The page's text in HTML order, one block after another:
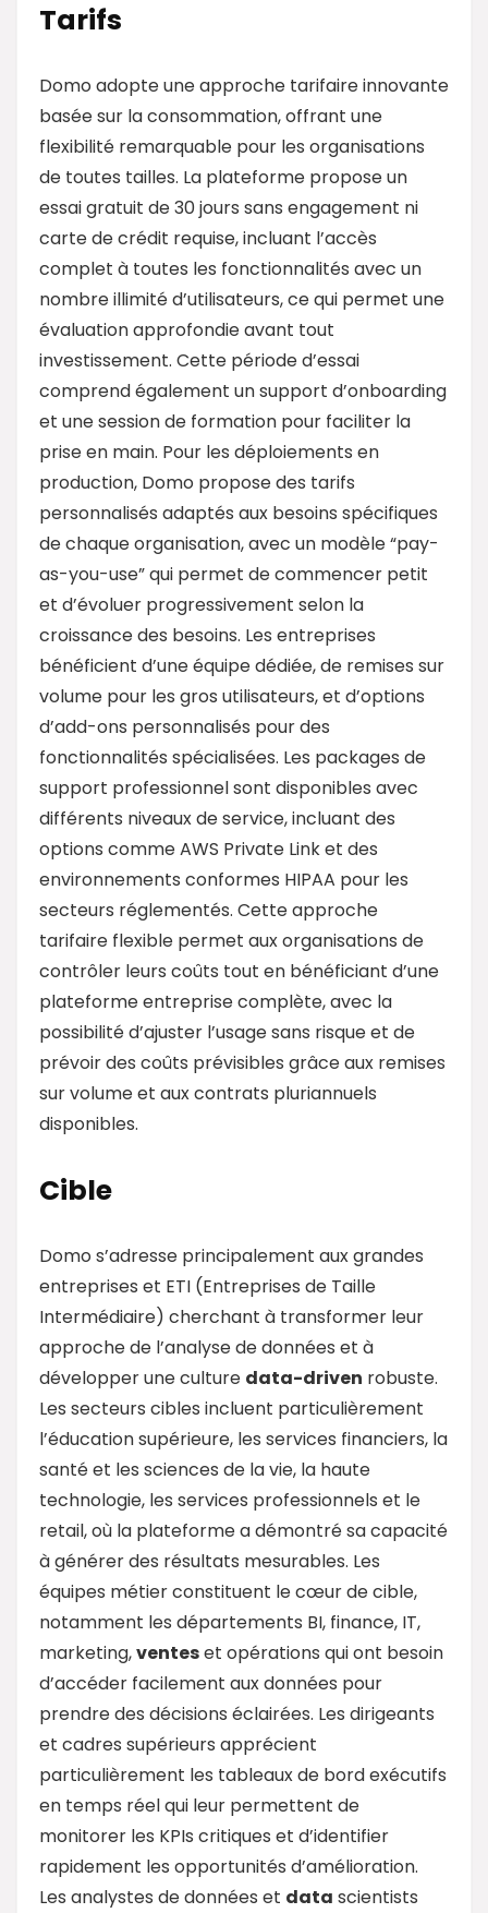
Tarifs
Domo adopte une approche tarifaire innovante
basée sur la consommation, offrant une
flexibilité remarquable pour les organisations
de toutes tailles. La plateforme propose un
essai gratuit de 30 jours sans engagement ni
carte de crédit requise, incluant l’accès
complet à toutes les fonctionnalités avec un
nombre illimité d’utilisateurs, ce qui permet une
évaluation approfondie avant tout
investissement. Cette période d’essai
comprend également un support d’onboarding
et une session de formation pour faciliter la
prise en main. Pour les déploiements en
production, Domo propose des tarifs
personnalisés adaptés aux besoins spécifiques
de chaque organisation, avec un modèle “pay-
as-you-use” qui permet de commencer petit
et d’évoluer progressivement selon la
croissance des besoins. Les entreprises
bénéficient d’une équipe dédiée, de remises sur
volume pour les gros utilisateurs, et d’options
d’add-ons personnalisés pour des
fonctionnalités spécialisées. Les packages de
support professionnel sont disponibles avec
différents niveaux de service, incluant des
options comme AWS Private Link et des
environnements conformes HIPAA pour les
secteurs réglementés. Cette approche
tarifaire flexible permet aux organisations de
contrôler leurs coûts tout en bénéficiant d’une
plateforme entreprise complète, avec la
possibilité d’ajuster l’usage sans risque et de
prévoir des coûts prévisibles grâce aux remises
sur volume et aux contrats pluriannuels
disponibles.
Cible
Domo s’adresse principalement aux grandes
entreprises et ETI (Entreprises de Taille
Intermédiaire) cherchant à transformer leur
approche de l’analyse de données et à
développer une culture data-driven robuste.
Les secteurs cibles incluent particulièrement
l’éducation supérieure, les services financiers, la
santé et les sciences de la vie, la haute
technologie, les services professionnels et le
retail, où la plateforme a démontré sa capacité
à générer des résultats mesurables. Les
équipes métier constituent le cœur de cible,
notamment les départements BI, finance, IT,
marketing,venteset opérations qui ont besoin
d’accéder facilement aux données pour
prendre des décisions éclairées. Les dirigeants
et cadres supérieurs apprécient
particulièrement les tableaux de bord exécutifs
en temps réel qui leur permettent de
monitorer les KPIs critiques et d’identifier
rapidement les opportunités d’amélioration.
Les analystes de données et data scientists